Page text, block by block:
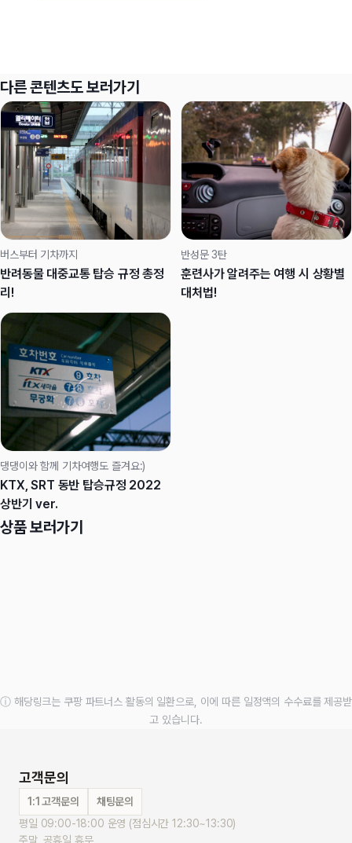
다른 콘텐츠도 보러가기
버스부터 기차까지
반려동물 대중교통 탑승 규정 총정
리!
반성문 3탄
훈련사가 알려주는 여행 시 상황별
대처법!
댕댕이와 함께 기차여행도 즐겨요:)
KTX, SRT 동반 탑승규정 2022
상반기 ver.
상품 보러가기
ⓘ 해당링크는 쿠팡 파트너스 활동의 일환으로, 이에 따른 일정액의 수수료를 제공받
고 있습니다.
고객문의
1:1 고객문의
채팅문의
평일 09:00-18:00 운영 (점심시간 12:30~13:30)
주말, 공휴일 휴무